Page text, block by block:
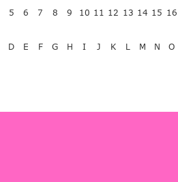
5 6 7 8 9 10 11 12 13 14 15 16
D E F G H I J K L M N O